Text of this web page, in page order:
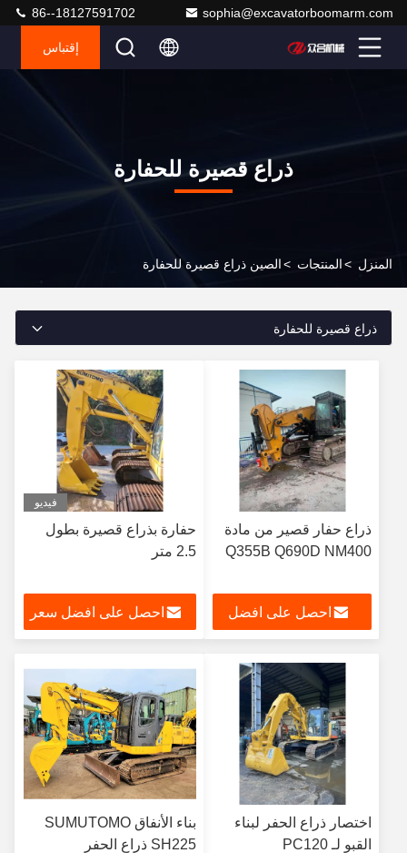
sophia@excavatorboomarm.com
86--18127591702
إقتباس
ذراع قصيرة للحفارة
المنزل >المنتجات >الصين ذراع قصيرة للحفارة
ذراع قصيرة للحفارة
ذراع حفار قصير من مادة
Q355B Q690D NM400
احصل على افضل
فيديو
حفارة بذراع قصيرة بطول
2.5 متر
احصل على افضل سعر
اختصار ذراع الحفر لبناء
القبو لـ PC120
بناء الأنفاق SUMUTOMO
SH225 ذراع الحفر